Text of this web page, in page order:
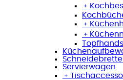
﹢
﹢
﹢
Servierwagen
﹢